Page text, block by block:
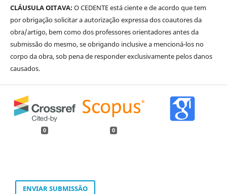
CLÁUSULA OITAVA:O CEDENTE está ciente e de acordo que tem
por obrigação solicitar a autorização expressa dos coautores da
obra/artigo, bem como dos professores orientadores antes da
submissão do mesmo, se obrigando inclusive a mencioná-los no
corpo da obra, sob pena de responder exclusivamente pelos danos
causados.
0 0
ENVIAR SUBMISSÃO